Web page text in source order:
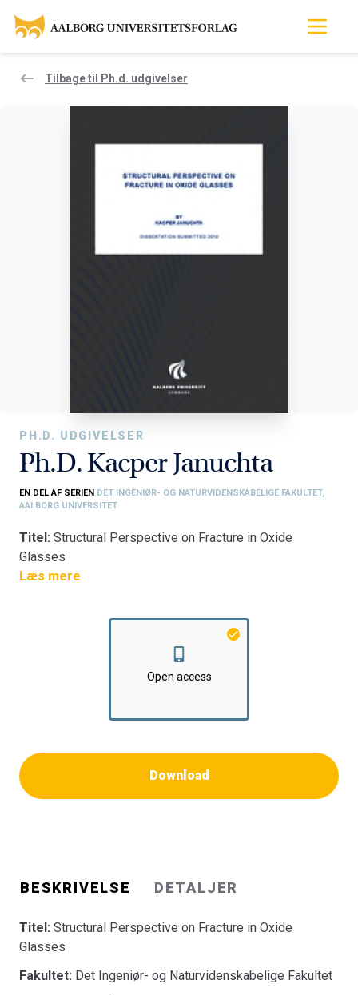
Tilbage til Ph.d. udgivelser
PH.D. UDGIVELSER
Ph.D. Kacper Januchta
EN DEL AF SERIEN DET INGENIØR- OG NATURVIDENSKABELIGE FAKULTET,
AALBORG UNIVERSITET
Titel: Structural Perspective on Fracture in Oxide
Glasses
Fakultet:Det Ingeniør- og Naturvidenskabelige Fakultet
Læs mere
Open access
Download
BESKRIVELSE DETALJER
Titel: Structural Perspective on Fracture in Oxide
Glasses
Fakultet: Det Ingeniør- og Naturvidenskabelige Fakultet